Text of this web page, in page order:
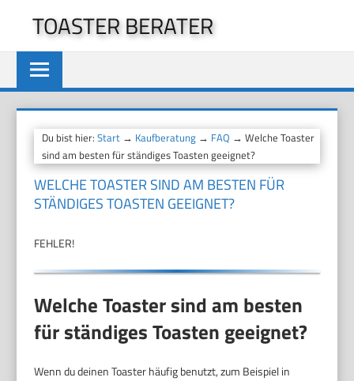
springen
TOASTER BERATER
Du bist hier:Start → Kaufberatung → FAQ → Welche Toaster
sind am besten für ständiges Toasten geeignet?
WELCHE TOASTER SIND AM BESTEN FÜR
STÄNDIGES TOASTEN GEEIGNET?
FEHLER!
Welche Toaster sind am besten
für ständiges Toasten geeignet?
Wenn du deinen Toaster häufig benutzt, zum Beispiel in